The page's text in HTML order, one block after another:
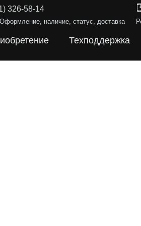
326-58-14
наличие, статус, доставка
Техподдержка